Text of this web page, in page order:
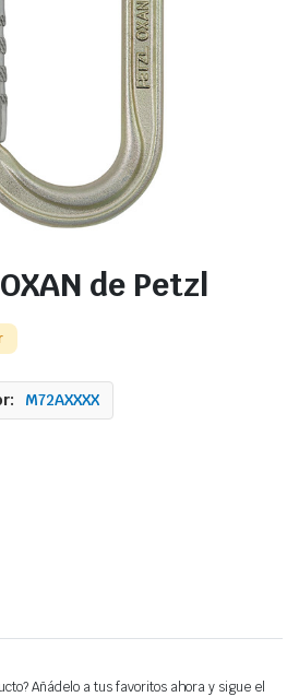
de Petzl
M72AXXXX
Añádelo a tus favoritos ahora y sigue el